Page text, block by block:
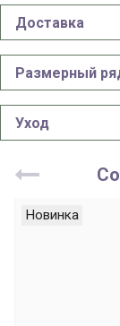
Доставка
Размерный
Уход
Новинка